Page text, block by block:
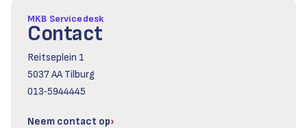
MKB Servicedesk
Contact
Reitseplein 1
5037 AA Tilburg
013‑5944445
Neem contact op